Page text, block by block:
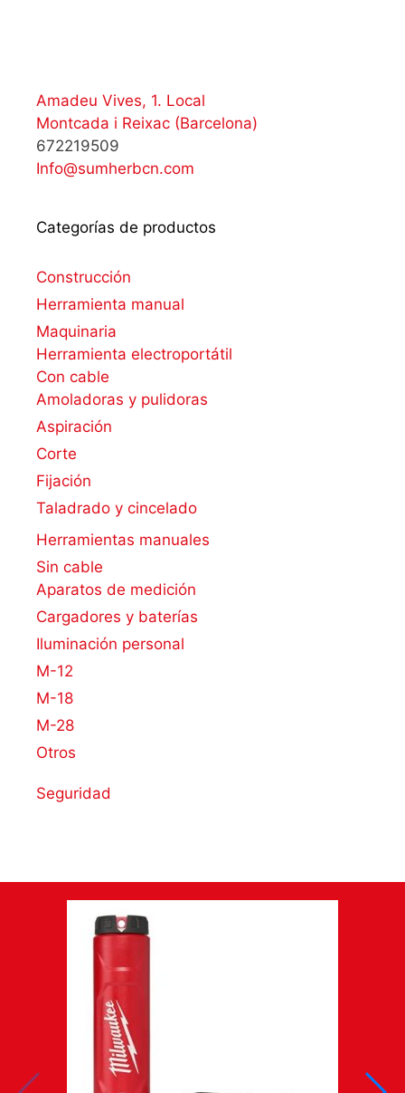
Amadeu Vives, 1. Local
Montcada i Reixac (Barcelona)
672219509
Info@sumherbcn.com
Categorías de productos
Construcción
Herramienta manual
Maquinaria
Herramienta electroportátil
Con cable
Amoladoras y pulidoras
Aspiración
Corte
Fijación
Taladrado y cincelado
Herramientas manuales
Sin cable
Aparatos de medición
Cargadores y baterías
Iluminación personal
M-12
M-18
M-28
Otros
Seguridad